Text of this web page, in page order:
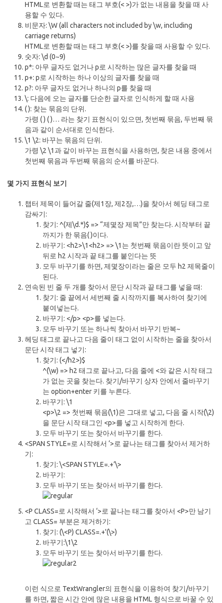
HTML로 변환할 때는 태그 부호(< >)가 없는 내용을 찾을 때 사
용할 수 있다.
비문자: \W (all characters not included by \w, including
carriage returns)
HTML로 변환할 때는 태그 부호(< >)를 찾을 때 사용할 수 있다.
숫자: \d (0~9)
p*: 아무 글자도 없거나 p로 시작하는 많은 글자를 찾을 때
p+: p로 시작하는 하나 이상의 글자를 찾을 때
p?: 아무 글자도 없거나 하나의 p를 찾을 때
\: 다음에 오는 글자를 단순한 글자로 인식하게 할 때 사용
( ): 찾는 묶음의 단위.
가령 ( ) ( )… 라는 찾기 표현식이 있으면, 첫번째 묶음, 두번째 묶
음과 같이 순서대로 인식한다.
\1 \2: 바꾸는 묶음의 단위.
가령 \2 \1과 같이 바꾸는 표현식을 사용하면, 찾은 내용 중에서
첫번째 묶음과 두번째 묶음의 순서를 바꾼다.
몇 가지 표현식 보기
챕터 제목이 들어갈 줄(제1장, 제2장,…)을 찾아서 헤딩 태그로
감싸기:
찾기: ^(제\d.*)$ => “제몇장 제목”만 찾는다. 시작부터 끝
까지가 한 묶음( )이다.
바꾸기: <h2>\1<h2> => \1는 첫번째 묶음이란 뜻이고 앞
뒤로 h2 시작과 끝 태그를 붙인다는 뜻
모두 바꾸기를 하면, 제몇장이라는 줄은 모두 h2 제목줄이
된다.
연속된 빈 줄 두 개를 찾아서 문단 시작과 끝 태그를 넣을 때:
찾기: 줄 끝에서 세번째 줄 시작까지를 복사하여 찾기에
붙여넣는다.
바꾸기: </p> <p>를 넣는다.
모두 바꾸기 또는 하나씩 찾아서 바꾸기 반복~
헤딩 태그로 끝나고 다음 줄이 태그 없이 시작하는 줄을 찾아서
문단 시작 태그 넣기:
찾기: (</h2>)$
^(\w) => h2 태그로 끝나고, 다음 줄에 <와 같은 시작 태그
가 없는 곳을 찾는다. 찾기/바꾸기 상자 안에서 줄바꾸기
는 option+enter 키를 누른다.
바꾸기: \1
<p>\2 => 첫번째 묶음(\1)은 그대로 넣고, 다음 줄 시작(\2)
을 문단 시작 태그인 <p>를 넣고 시작하게 한다.
모두 바꾸기 또는 찾아서 바꾸기를 한다.
<SPAN STYLE=로 시작해서 ‘>로 끝나는 태그를 찾아서 제거하
기:
찾기: \<SPAN STYLE=.+’\>
바꾸기:
모두 바꾸기 또는 찾아서 바꾸기를 한다.
<P CLASS=로 시작해서 ‘>로 끝나는 태그를 찾아서 <P>만 남기
고 CLASS= 부분은 제거하기:
찾기: (\<P) CLASS=.+'(\>)
바꾸기:\1\2
모두 바꾸기 또는 찾아서 바꾸기를 한다.
이런 식으로 TextWrangler의 표현식을 이용하여 찾기/바꾸기
를 하면, 짧은 시간 안에 많은 내용을 HTML 형식으로 바꿀 수 있